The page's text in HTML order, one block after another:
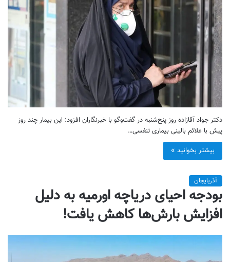
دکتر جواد آقازاده روز پنج‌شنبه در گفت‌وگو با خبرنگاران افزود: این بیمار چند روز
پیش با علائم بالینی بیماری تنفسی…
بیشتر بخوانید »
آذربایجان
بودجه احیای دریاچه اورمیه به دلیل
افزایش بارش‌ها کاهش یافت!